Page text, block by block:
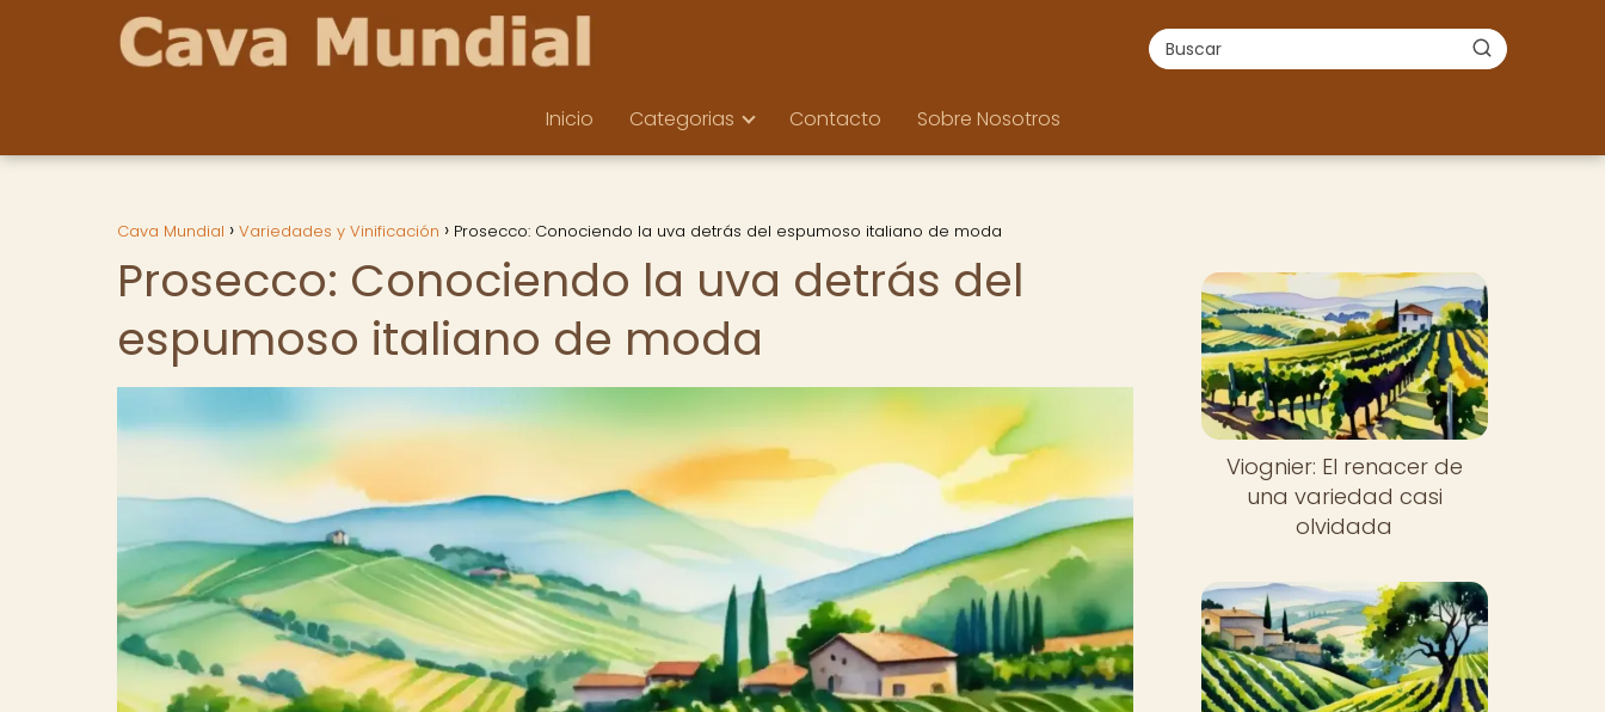
Inicio Categorias Contacto Sobre Nosotros
Cava Mundial Variedades y Vinificación Prosecco: Conociendo la uva detrás del espumoso italiano de moda
Prosecco: Conociendo la uva detrás del
espumoso italiano de moda
Viognier: El renacer de
una variedad casi
olvidada